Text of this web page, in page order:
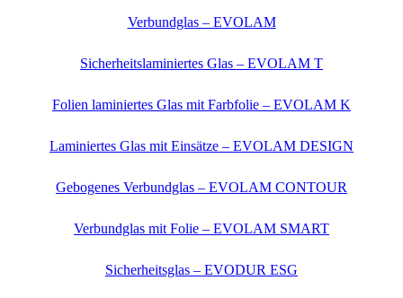
Verbundglas – EVOLAM
Sicherheitslaminiertes Glas – EVOLAM T
Folien laminiertes Glas mit Farbfolie – EVOLAM K
Laminiertes Glas mit Einsätze – EVOLAM DESIGN
Gebogenes Verbundglas – EVOLAM CONTOUR
Verbundglas mit Folie – EVOLAM SMART
Sicherheitsglas – EVODUR ESG